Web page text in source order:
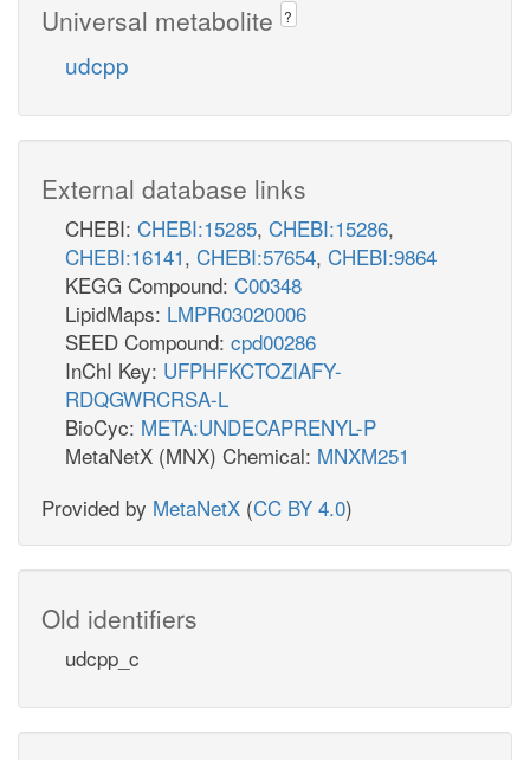
Universal metabolite ?
udcpp
External database links
CHEBI: CHEBI:15285, CHEBI:15286,
CHEBI:16141, CHEBI:57654, CHEBI:9864
KEGG Compound: C00348
LipidMaps: LMPR03020006
SEED Compound: cpd00286
InChI Key: UFPHFKCTOZIAFY-
RDQGWRCRSA-L
BioCyc: META:UNDECAPRENYL-P
MetaNetX (MNX) Chemical: MNXM251
Provided by MetaNetX (CC BY 4.0)
Old identifiers
udcpp_c